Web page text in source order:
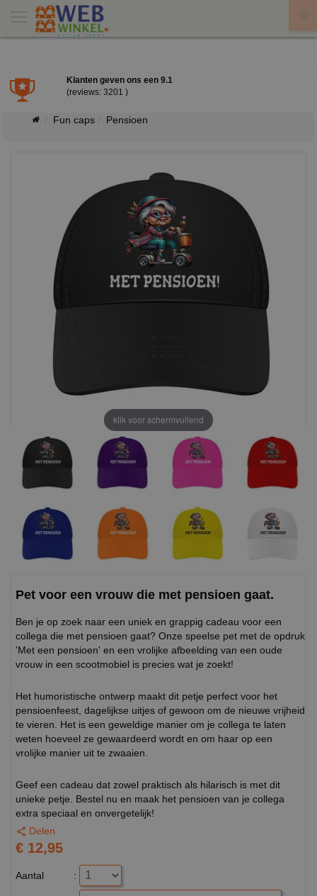
Klanten geven ons een 9.1
(reviews: 3201 )
Fun caps Pensioen
klik voor schermvullend
Pet voor een vrouw die met pensioen gaat.
Ben je op zoek naar een uniek en grappig cadeau voor een
collega die met pensioen gaat? Onze speelse pet met de opdruk
'Met een pensioen' en een vrolijke afbeelding van een oude
vrouw in een scootmobiel is precies wat je zoekt!
Het humoristische ontwerp maakt dit petje perfect voor het
pensioenfeest, dagelijkse uitjes of gewoon om de nieuwe vrijheid
te vieren. Het is een geweldige manier om je collega te laten
weten hoeveel ze gewaardeerd wordt en om haar op een
vrolijke manier uit te zwaaien.
Geef een cadeau dat zowel praktisch als hilarisch is met dit
unieke petje. Bestel nu en maak het pensioen van je collega
extra speciaal en onvergetelijk!
Delen
€ 12,95
Aantal :